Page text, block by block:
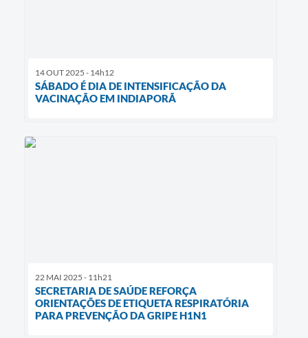
14 OUT 2025 - 14h12
SÁBADO É DIA DE INTENSIFICAÇÃO DA
VACINAÇÃO EM INDIAPORÃ
22 MAI 2025 - 11h21
SECRETARIA DE SAÚDE REFORÇA
ORIENTAÇÕES DE ETIQUETA RESPIRATÓRIA
PARA PREVENÇÃO DA GRIPE H1N1